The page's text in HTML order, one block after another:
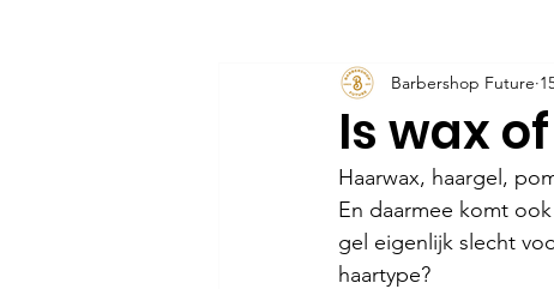
Is wax
Barbershop Future
Haarwax, haargel,
En daarmee komt
gel eigenlijk slecht
haartype?